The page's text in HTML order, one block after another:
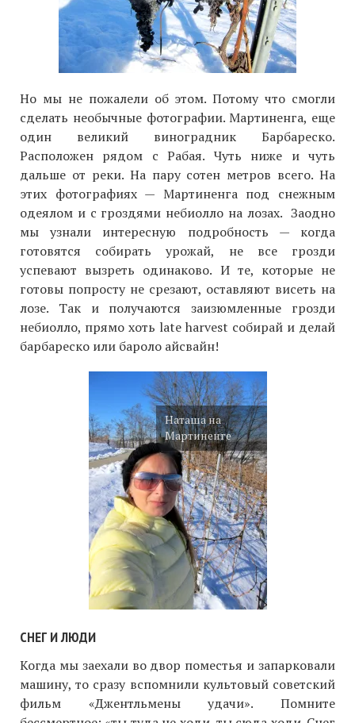
Но мы не пожалели об этом. Потому что смогли
сделать необычные фотографии. Мартиненга, еще
один великий виноградник Барбареско.
Расположен рядом с Рабая. Чуть ниже и чуть
дальше от реки. На пару сотен метров всего. На
этих фотографиях — Мартиненга под снежным
одеялом и с гроздями небиолло на лозах. Заодно
мы узнали интересную подробность — когда
готовятся собирать урожай, не все грозди
успевают вызреть одинаково. И те, которые не
готовы попросту не срезают, оставляют висеть на
лозе. Так и получаются заизюмленные грозди
небиолло, прямо хоть late harvest собирай и делай
барбареско или бароло айсвайн!
Наташа на
Мартиненге
СНЕГ И ЛЮДИ
Когда мы заехали во двор поместья и запарковали
машину, то сразу вспомнили культовый советский
фильм «Джентльмены удачи». Помните